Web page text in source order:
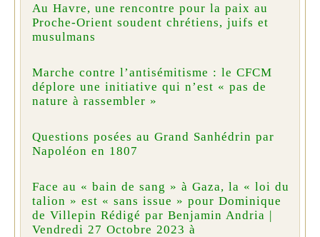
Au Havre, une rencontre pour la paix au
Proche-Orient soudent chrétiens, juifs et
musulmans
Marche contre l’antisémitisme : le CFCM
déplore une initiative qui n’est « pas de
nature à rassembler »
Questions posées au Grand Sanhédrin par
Napoléon en 1807
Face au « bain de sang » à Gaza, la « loi du
talion » est « sans issue » pour Dominique
de Villepin Rédigé par Benjamin Andria |
Vendredi 27 Octobre 2023 à